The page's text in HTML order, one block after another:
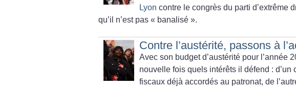
Lyon contre le congrès du parti d’extrême
qu’il n’est pas « banalisé ».
Contre l’austérité, passons à
Avec son budget d’austérité pour l’année
nouvelle fois quels intérêts il défend :
fiscaux déjà accordés au patronat, de